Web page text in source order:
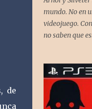
de
gracias a todos
plataformas de
comentarios en
Instagram -
https://
a/ Facebook -
https://
mundo. No en
videojuego.
no saben que